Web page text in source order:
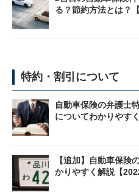
る？節約方法とは？
特約・割引について
自動車保険の弁護士
についてわかりやす
【追加】自動車保険
かりやすく解説【